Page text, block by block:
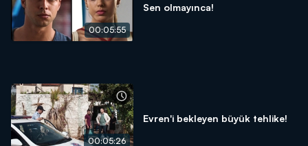
00:05:55
Sen olmayınca!
00:05:26
Evren'i bekleyen büyük tehlike!